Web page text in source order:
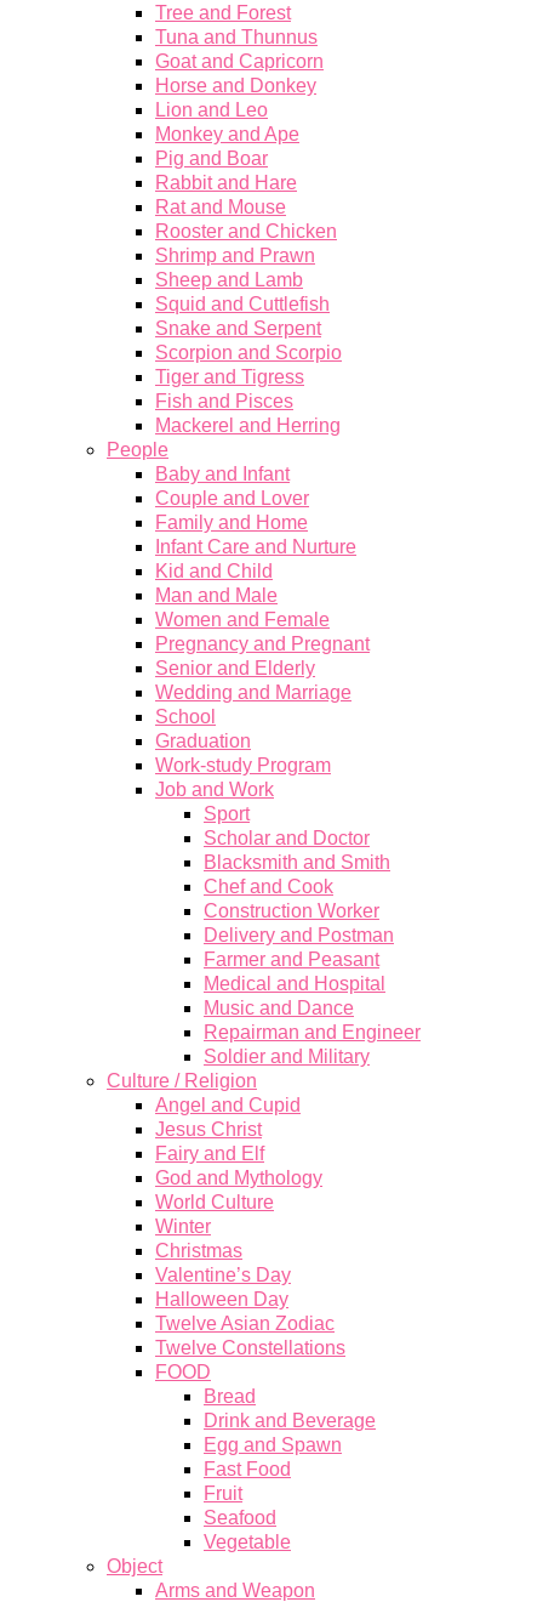
Tree and Forest
Tuna and Thunnus
Goat and Capricorn
Horse and Donkey
Lion and Leo
Monkey and Ape
Pig and Boar
Rabbit and Hare
Rat and Mouse
Rooster and Chicken
Shrimp and Prawn
Sheep and Lamb
Squid and Cuttlefish
Snake and Serpent
Scorpion and Scorpio
Tiger and Tigress
Fish and Pisces
Mackerel and Herring
People
Baby and Infant
Couple and Lover
Family and Home
Infant Care and Nurture
Kid and Child
Man and Male
Women and Female
Pregnancy and Pregnant
Senior and Elderly
Wedding and Marriage
School
Graduation
Work-study Program
Job and Work
Sport
Scholar and Doctor
Blacksmith and Smith
Chef and Cook
Construction Worker
Delivery and Postman
Farmer and Peasant
Medical and Hospital
Music and Dance
Repairman and Engineer
Soldier and Military
Culture / Religion
Angel and Cupid
Jesus Christ
Fairy and Elf
God and Mythology
World Culture
Winter
Christmas
Valentine’s Day
Halloween Day
Twelve Asian Zodiac
Twelve Constellations
FOOD
Bread
Drink and Beverage
Egg and Spawn
Fast Food
Fruit
Seafood
Vegetable
Object
Arms and Weapon